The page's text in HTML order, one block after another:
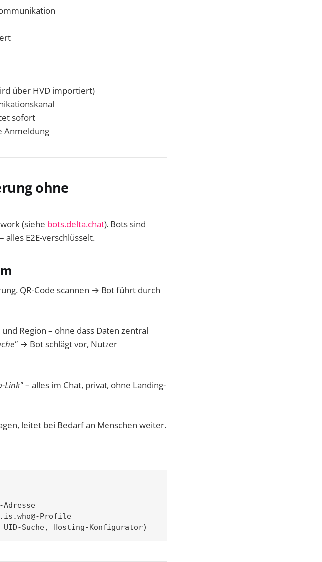
über HVD importiert)
sofort
Anmeldung
ohne
(siehe bots.delta.chat). Bots sind
alles E2E-verschlüsselt.
QR-Code scannen → Bot führt durch
Region – ohne dass Daten zentral
→ Bot schlägt vor, Nutzer
Link"– alles im Chat, privat, ohne Landing-
leitet bei Bedarf an Menschen weiter.
Profile